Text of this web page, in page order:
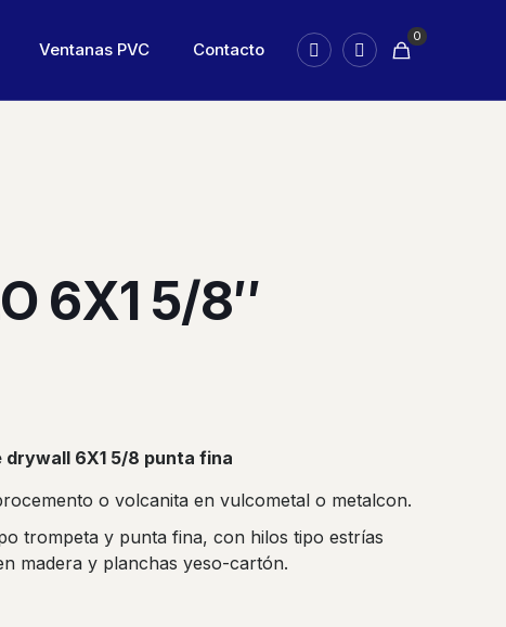
Ventanas PVC Contacto
0
6X1 5/8″
6X1 5/8 punta fina
o volcanita en vulcometal o metalcon.
trompeta y punta fina, con hilos tipo estrías
madera y planchas yeso-cartón.